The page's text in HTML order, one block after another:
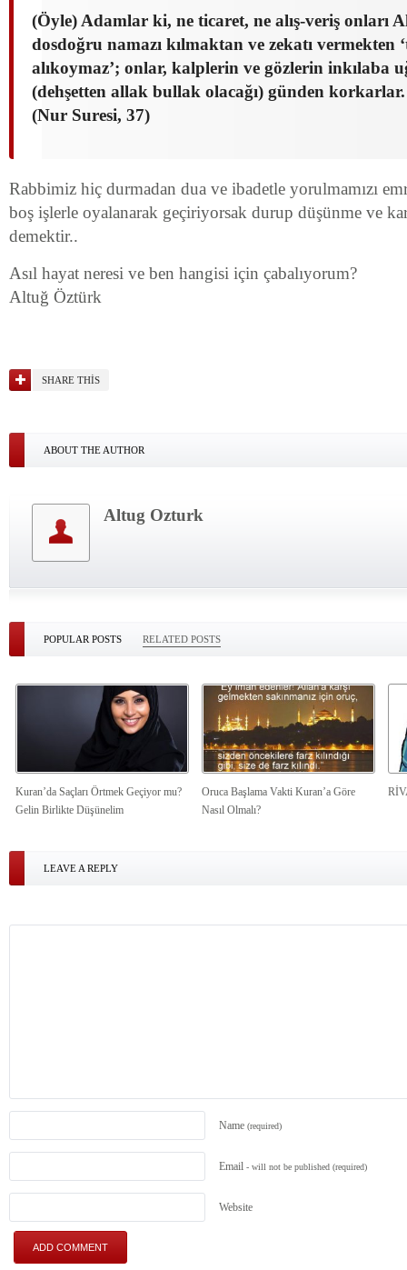
(Öyle) Adamlar ki, ne ticaret, ne alış-veriş onları
dosdoğru namazı kılmaktan ve zekatı vermekten
alıkoymaz’; onlar, kalplerin ve gözlerin inkılaba
(dehşetten allak bullak olacağı) günden korkarlar.
(Nur Suresi, 37)
Rabbimiz hiç durmadan dua ve ibadetle yorulmamızı
boş işlerle oyalanarak geçiriyorsak durup düşünme ve
demektir..
Asıl hayat neresi ve ben hangisi için çabalıyorum?
Altuğ Öztürk
SHARE THIS
ABOUT THE AUTHOR
Altug Ozturk
POPULAR POSTS RELATED POSTS
Kuran’da Saçları Örtmek Geçiyor mu?
Gelin Birlikte Düşünelim
Oruca Başlama Vakti Kuran’a Göre
Nasıl Olmalı?
LEAVE A REPLY
Name (required)
Email - will not be published (required)
Website